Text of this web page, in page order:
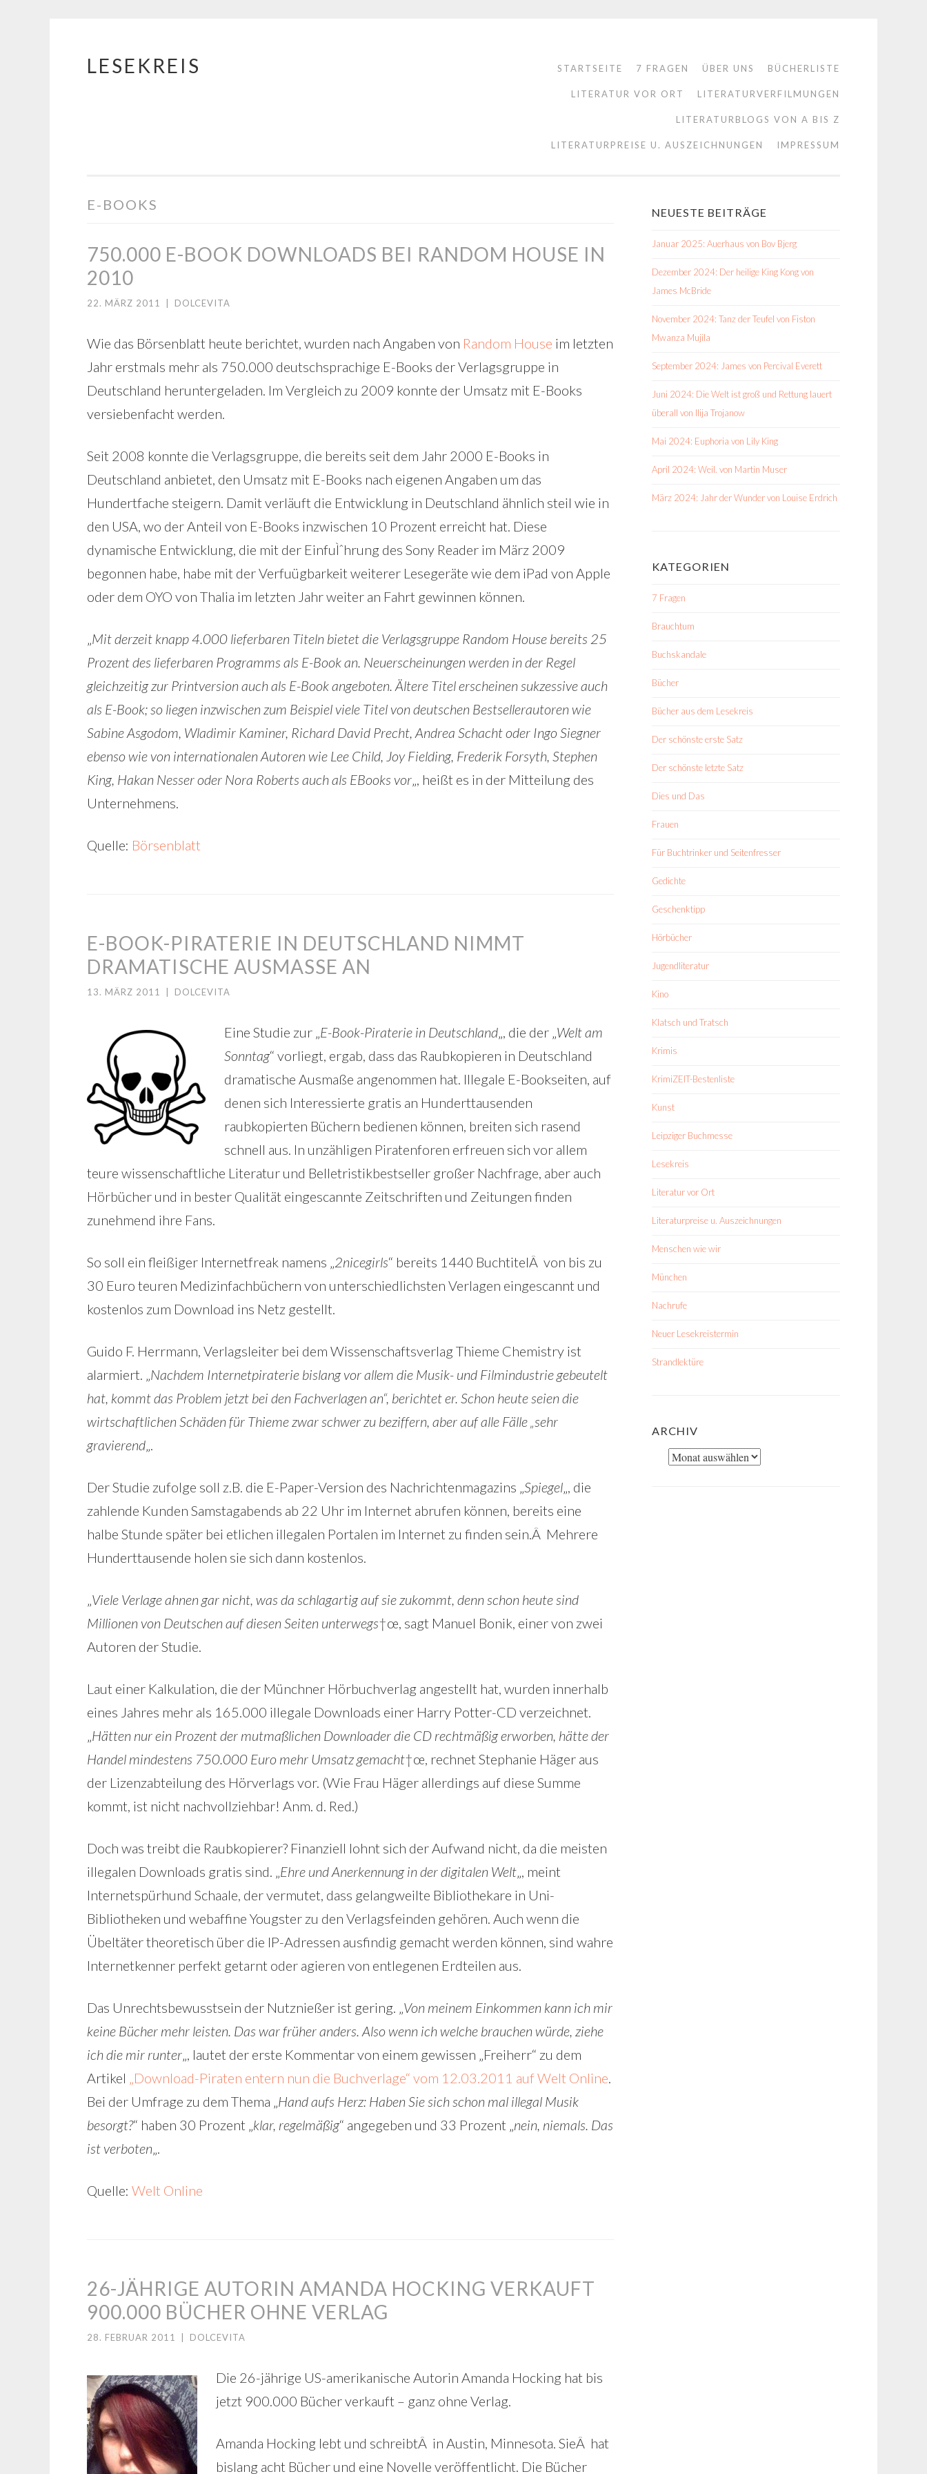
Springe
LESEKREIS STARTSEITE 7 FRAGEN ÜBER UNS BÜCHERLISTE
LITERATUR VOR ORT LITERATURVERFILMUNGEN
LITERATURBLOGS VON A BIS Z
LITERATURPREISE U. AUSZEICHNUNGEN IMPRESSUM
E-BOOKS
750.000 E-BOOK DOWNLOADS BEI RANDOM HOUSE IN
2010
22. MÄRZ 2011 DOLCEVITA
Wie das Börsenblatt heute berichtet, wurden nach Angaben von Random House im letzten
Jahr erstmals mehr als 750.000 deutschsprachige E-Books der Verlagsgruppe in
Deutschland heruntergeladen. Im Vergleich zu 2009 konnte der Umsatz mit E-Books
versiebenfacht werden.
Seit 2008 konnte die Verlagsgruppe, die bereits seit dem Jahr 2000 E-Books in
Deutschland anbietet, den Umsatz mit E-Books nach eigenen Angaben um das
Hundertfache steigern. Damit verläuft die Entwicklung in Deutschland ähnlich steil wie in
den USA, wo der Anteil von E-Books inzwischen 10 Prozent erreicht hat. Diese
dynamische Entwicklung, die mit der EinfuÌˆhrung des Sony Reader im März 2009
begonnen habe, habe mit der Verfuügbarkeit weiterer Lesegeräte wie dem iPad von Apple
oder dem OYO von Thalia im letzten Jahr weiter an Fahrt gewinnen können.
„Mit derzeit knapp 4.000 lieferbaren Titeln bietet die Verlagsgruppe Random House bereits 25
Prozent des lieferbaren Programms als E-Book an. Neuerscheinungen werden in der Regel
gleichzeitig zur Printversion auch als E-Book angeboten. Ältere Titel erscheinen sukzessive auch
als E-Book; so liegen inzwischen zum Beispiel viele Titel von deutschen Bestsellerautoren wie
Sabine Asgodom, Wladimir Kaminer, Richard David Precht, Andrea Schacht oder Ingo Siegner
ebenso wie von internationalen Autoren wie Lee Child, Joy Fielding, Frederik Forsyth, Stephen
King, Hakan Nesser oder Nora Roberts auch als EBooks vor„, heißt es in der Mitteilung des
Unternehmens.
Quelle: Börsenblatt
E-BOOK-PIRATERIE IN DEUTSCHLAND NIMMT
DRAMATISCHE AUSMASSE AN
13. MÄRZ 2011 DOLCEVITA
Eine Studie zur „E-Book-Piraterie in Deutschland„, die der „Welt am
Sonntag“ vorliegt, ergab, dass das Raubkopieren in Deutschland
dramatische Ausmaße angenommen hat. Illegale E-Bookseiten, auf
denen sich Interessierte gratis an Hunderttausenden
raubkopierten Büchern bedienen können, breiten sich rasend
schnell aus. In unzähligen Piratenforen erfreuen sich vor allem
teure wissenschaftliche Literatur und Belletristikbestseller großer Nachfrage, aber auch
Hörbücher und in bester Qualität eingescannte Zeitschriften und Zeitungen finden
zunehmend ihre Fans.
So soll ein fleißiger Internetfreak namens „2nicegirls“ bereits 1440 BuchtitelÂ von bis zu
30 Euro teuren Medizinfachbüchern von unterschiedlichsten Verlagen eingescannt und
kostenlos zum Download ins Netz gestellt.
Guido F. Herrmann, Verlagsleiter bei dem Wissenschaftsverlag Thieme Chemistry ist
alarmiert. „Nachdem Internetpiraterie bislang vor allem die Musik- und Filmindustrie gebeutelt
hat, kommt das Problem jetzt bei den Fachverlagen an“, berichtet er. Schon heute seien die
wirtschaftlichen Schäden für Thieme zwar schwer zu beziffern, aber auf alle Fälle „sehr
gravierend„.
Der Studie zufolge soll z.B. die E-Paper-Version des Nachrichtenmagazins „Spiegel„, die
zahlende Kunden Samstagabends ab 22 Uhr im Internet abrufen können, bereits eine
halbe Stunde später bei etlichen illegalen Portalen im Internet zu finden sein.Â Mehrere
Hunderttausende holen sie sich dann kostenlos.
„Viele Verlage ahnen gar nicht, was da schlagartig auf sie zukommt, denn schon heute sind
Millionen von Deutschen auf diesen Seiten unterwegs†œ, sagt Manuel Bonik, einer von zwei
Autoren der Studie.
Laut einer Kalkulation, die der Münchner Hörbuchverlag angestellt hat, wurden innerhalb
eines Jahres mehr als 165.000 illegale Downloads einer Harry Potter-CD verzeichnet.
„Hätten nur ein Prozent der mutmaßlichen Downloader die CD rechtmäßig erworben, hätte der
Handel mindestens 750.000 Euro mehr Umsatz gemacht†œ, rechnet Stephanie Häger aus
der Lizenzabteilung des Hörverlags vor. (Wie Frau Häger allerdings auf diese Summe
kommt, ist nicht nachvollziehbar! Anm. d. Red.)
Doch was treibt die Raubkopierer? Finanziell lohnt sich der Aufwand nicht, da die meisten
illegalen Downloads gratis sind. „Ehre und Anerkennung in der digitalen Welt„, meint
Internetspürhund Schaale, der vermutet, dass gelangweilte Bibliothekare in Uni-
Bibliotheken und webaffine Yougster zu den Verlagsfeinden gehören. Auch wenn die
Übeltäter theoretisch über die IP-Adressen ausfindig gemacht werden können, sind wahre
Internetkenner perfekt getarnt oder agieren von entlegenen Erdteilen aus.
Das Unrechtsbewusstsein der Nutznießer ist gering. „Von meinem Einkommen kann ich mir
keine Bücher mehr leisten. Das war früher anders. Also wenn ich welche brauchen würde, ziehe
ich die mir runter„, lautet der erste Kommentar von einem gewissen „Freiherr“ zu dem
Artikel „Download-Piraten entern nun die Buchverlage“ vom 12.03.2011 auf Welt Online.
Bei der Umfrage zu dem Thema „Hand aufs Herz: Haben Sie sich schon mal illegal Musik
besorgt?“ haben 30 Prozent „klar, regelmäßig“ angegeben und 33 Prozent „nein, niemals. Das
ist verboten„.
Quelle: Welt Online
26-JÄHRIGE AUTORIN AMANDA HOCKING VERKAUFT
900.000 BÜCHER OHNE VERLAG
28. FEBRUAR 2011 DOLCEVITA
Die 26-jährige US-amerikanische Autorin Amanda Hocking hat bis
jetzt 900.000 Bücher verkauft – ganz ohne Verlag.
Amanda Hocking lebt und schreibtÂ in Austin, Minnesota. SieÂ hat
bislang acht Bücher und eine Novelle veröffentlicht. Die Bücher
NEUESTE BEITRÄGE
Januar 2025: Auerhaus von Bov Bjerg
Dezember 2024: Der heilige King Kong von
James McBride
November 2024: Tanz der Teufel von Fiston
Mwanza Mujila
September 2024: James von Percival Everett
Juni 2024: Die Welt ist groß und Rettung lauert
überall von Ilija Trojanow
Mai 2024: Euphoria von Lily King
April 2024: Weil. von Martin Muser
März 2024: Jahr der Wunder von Louise Erdrich
KATEGORIEN
7 Fragen
Brauchtum
Buchskandale
Bücher
Bücher aus dem Lesekreis
Der schönste erste Satz
Der schönste letzte Satz
Dies und Das
Frauen
Für Buchtrinker und Seitenfresser
Gedichte
Geschenktipp
Hörbücher
Jugendliteratur
Kino
Klatsch und Tratsch
Krimis
KrimiZEIT-Bestenliste
Kunst
Leipziger Buchmesse
Lesekreis
Literatur vor Ort
Literaturpreise u. Auszeichnungen
Menschen wie wir
München
Nachrufe
Neuer Lesekreistermin
Strandlektüre
ARCHIV
Archiv